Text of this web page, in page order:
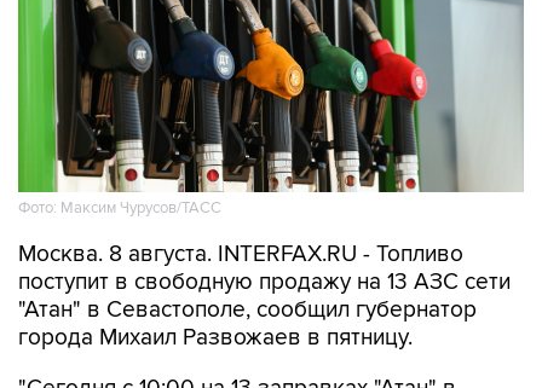
Фото: Максим Чурусов/ТАСС
Москва. 8 августа. INTERFAX.RU - Топливо
"Атан" в Севастополе, сообщил губернатор
города Михаил Развожаев в пятницу.
"Сегодня с 10:00 на 13 заправках "Атан" в